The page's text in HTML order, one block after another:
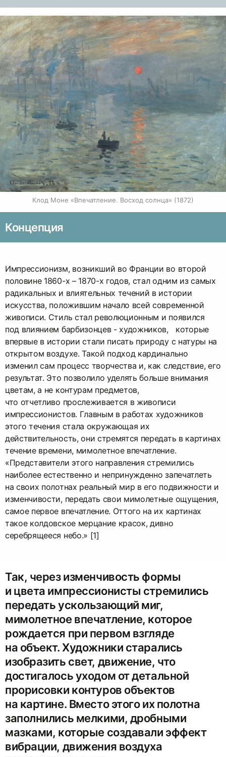
Клод Моне «Впечатление. Восход солнца» (1872)
Концепция
Импрессионизм, возникший во Франции во второй
половине 1860-х – 1870-х годов, стал одним из самых
радикальных и влиятельных течений в истории
искусства, положившим начало всей современной
живописи. Стиль стал революционным и появился
под влиянием барбизонцев - художников, которые
впервые в истории стали писать природу с натуры на
открытом воздухе. Такой подход кардинально
изменил сам процесс творчества и, как следствие, его
результат. Это позволило уделять больше внимания
цветам, а не контурам предметов,
что отчетливо прослеживается в живописи
импрессионистов. Главным в работах художников
этого течения стала окружающая их
действительность, они стремятся передать в картинах
течение времени, мимолетное впечатление.
«Представители этого направления стремились
наиболее естественно и непринужденно запечатлеть
на своих полотнах реальный мир в его подвижности и
изменчивости, передать свои мимолетные ощущения,
самое первое впечатление. Оттого на их картинах
такое колдовское мерцание красок, дивно
серебрящееся небо.» [1]
Так, через изменчивость формы
и цвета импрессионисты стремились
передать ускользающий миг,
мимолетное впечатление, которое
рождается при первом взгляде
на объект. Художники старались
изобразить свет, движение, что
достигалось уходом от детальной
прорисовки контуров объектов
на картине. Вместо этого их полотна
заполнились мелкими, дробными
мазками, которые создавали эффект
вибрации, движения воздуха